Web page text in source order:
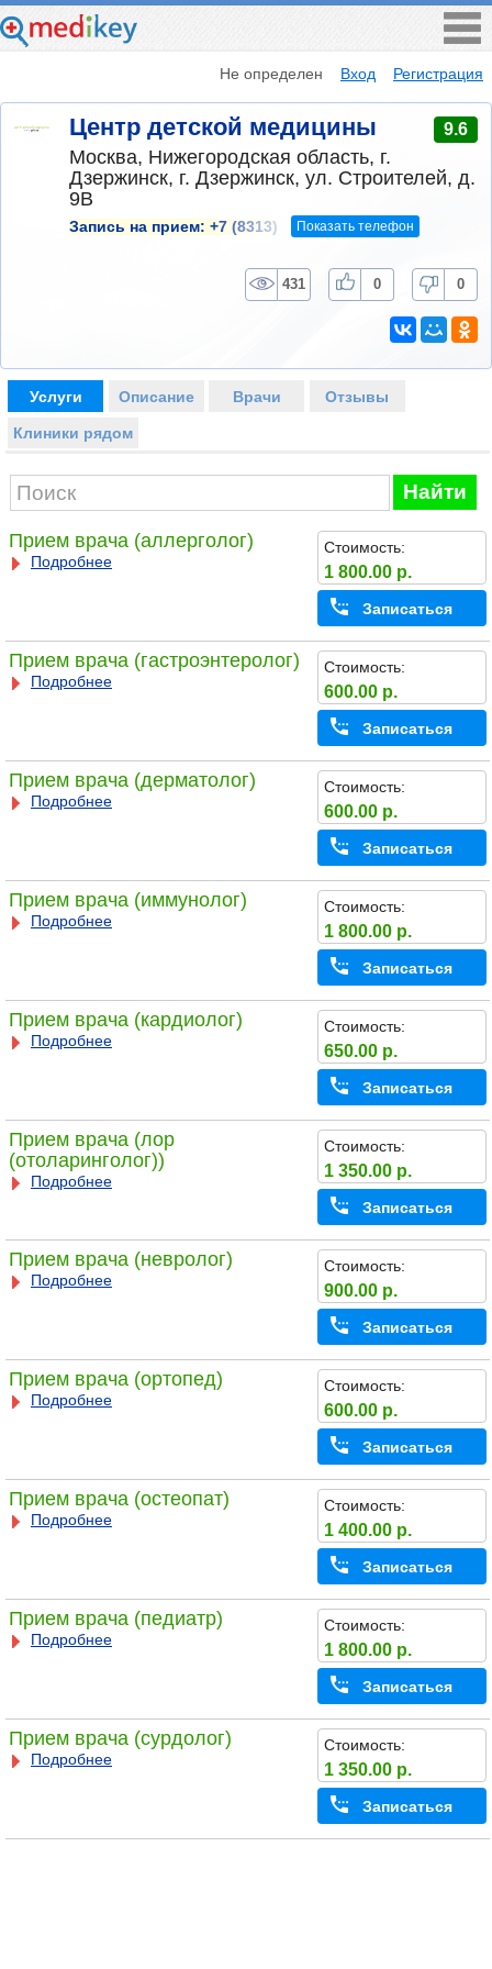
Не определен Вход Регистрация
Центр детской медицины 9.6
Москва, Нижегородская область, г.
Дзержинск, г. Дзержинск, ул. Строителей, д.
9В
Запись на прием: +7 (8313) Показать телефон
431 0 0
Услуги Описание Врачи Отзывы
Клиники рядом
Найти
Прием врача (аллерголог)
Подробнее
Стоимость:
1 800.00 р.
Записаться
Прием врача (гастроэнтеролог)
Подробнее
Стоимость:
600.00 р.
Записаться
Прием врача (дерматолог)
Подробнее
Стоимость:
600.00 р.
Записаться
Прием врача (иммунолог)
Подробнее
Стоимость:
1 800.00 р.
Записаться
Прием врача (кардиолог)
Подробнее
Стоимость:
650.00 р.
Записаться
Прием врача (лор
(отоларинголог))
Подробнее
Стоимость:
1 350.00 р.
Записаться
Прием врача (невролог)
Подробнее
Стоимость:
900.00 р.
Записаться
Прием врача (ортопед)
Подробнее
Стоимость:
600.00 р.
Записаться
Прием врача (остеопат)
Подробнее
Стоимость:
1 400.00 р.
Записаться
Прием врача (педиатр)
Подробнее
Стоимость:
1 800.00 р.
Записаться
Прием врача (сурдолог)
Подробнее
Стоимость:
1 350.00 р.
Записаться